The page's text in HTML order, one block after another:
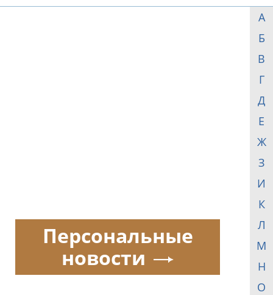
А
Б
В
Г
Д
Е
Ж
З
И
К
Л
М
Н
О
Персональные
новости